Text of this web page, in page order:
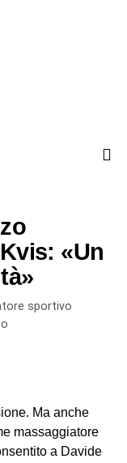
«Un
sportivo
Ma anche
massaggiatore
a Davide